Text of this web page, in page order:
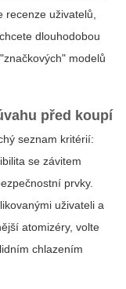
recenze uživatelů,
dlouhodobou
modelů
před koupí
seznam kritérií:
se závitem
prvky.
uživateli a
atomizéry, volte
chlazením